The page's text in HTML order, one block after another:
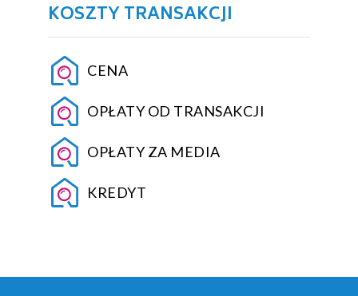
KOSZTY TRANSAKCJI
CENA
OPŁATY OD TRANSAKCJI
OPŁATY ZA MEDIA
KREDYT